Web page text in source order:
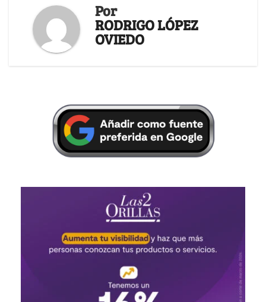
Por
RODRIGO LÓPEZ
OVIEDO